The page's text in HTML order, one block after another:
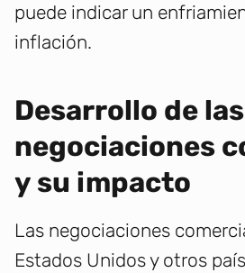
puede indicar un
inflación.
Desarrollo de las
negociaciones
y su impacto
Las negociaciones
Estados Unidos y otros